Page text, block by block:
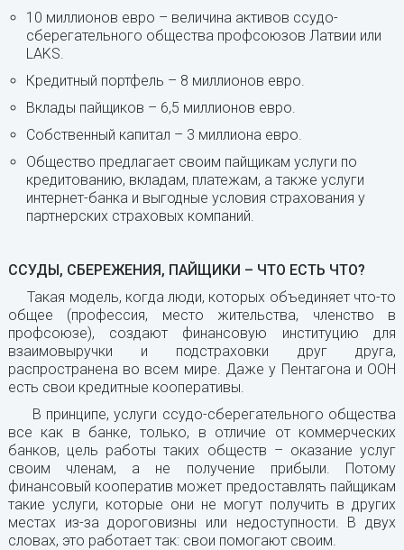
10 миллионов евро – величина активов ссудо-
сберегательного общества профсоюзов Латвии или
LAKS.
Кредитный портфель – 8 миллионов евро.
Вклады пайщиков – 6,5 миллионов евро.
Собственный капитал – 3 миллиона евро.
Общество предлагает своим пайщикам услуги по
кредитованию, вкладам, платежам, а также услуги
интернет-банка и выгодные условия страхования у
партнерских страховых компаний.
ССУДЫ, СБЕРЕЖЕНИЯ, ПАЙЩИКИ – ЧТО ЕСТЬ ЧТО?
Такая модель, когда люди, которых объединяет что-то
общее (профессия, место жительства, членство в
профсоюзе), создают финансовую институцию для
взаимовыручки и подстраховки друг друга,
распространена во всем мире. Даже у Пентагона и ООН
есть свои кредитные кооперативы.
В принципе, услуги ссудо-сберегательного общества
все как в банке, только, в отличие от коммерческих
банков, цель работы таких обществ – оказание услуг
своим членам, а не получение прибыли. Потому
финансовый кооператив может предоставлять пайщикам
такие услуги, которые они не могут получить в других
местах из-за дороговизны или недоступности. В двух
словах, это работает так: свои помогают своим.